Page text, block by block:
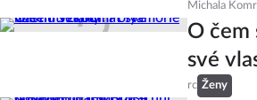
Michala
O čem
své
rc Ženy